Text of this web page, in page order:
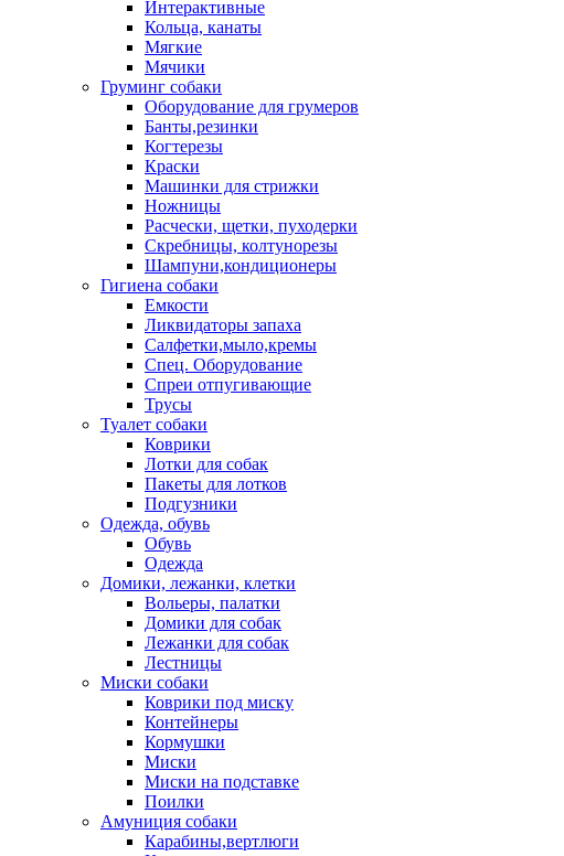
Интерактивные
Кольца, канаты
Мягкие
Мячики
Груминг собаки
Оборудование для грумеров
Банты,резинки
Когтерезы
Краски
Машинки для стрижки
Ножницы
Расчески, щетки, пуходерки
Скребницы, колтунорезы
Шампуни,кондиционеры
Гигиена собаки
Емкости
Ликвидаторы запаха
Салфетки,мыло,кремы
Спец. Оборудование
Спреи отпугивающие
Трусы
Туалет собаки
Коврики
Лотки для собак
Пакеты для лотков
Подгузники
Одежда, обувь
Обувь
Одежда
Домики, лежанки, клетки
Вольеры, палатки
Домики для собак
Лежанки для собак
Лестницы
Миски собаки
Коврики под миску
Контейнеры
Кормушки
Миски
Миски на подставке
Поилки
Амуниция собаки
Карабины,вертлюги